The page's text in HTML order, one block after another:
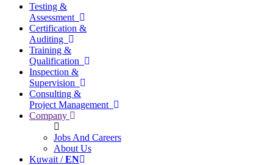
Testing &
Assessment
Certification &
Auditing
Training &
Qualification
Inspection &
Supervision
Consulting &
Project Management
Company
Jobs And Careers
About Us
Kuwait /EN